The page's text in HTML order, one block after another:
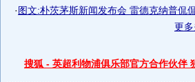
·图文:朴茨茅斯新闻发布会 雷德克纳普侃
更
搜狐 - 英超利物浦俱乐部官方合作伙伴